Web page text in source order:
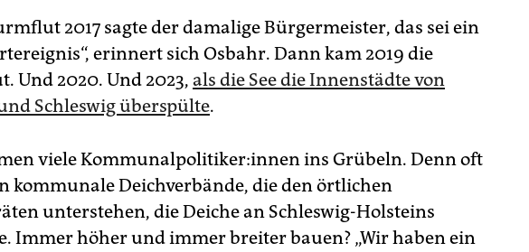
2017 sagte der damalige Bürgermeister, das sei ein
erinnert sich Osbahr. Dann kam 2019 die
Und 2020. Und 2023, als die See die Innenstädte von
Schleswig überspülte.
viele Kom­mu­nal­po­li­ti­ke­r:in­nen ins Grübeln. Denn oft
kommunale Deichverbände, die den örtlichen
unterstehen, die Deiche an Schleswig-Holsteins
Immer höher und immer breiter bauen? „Wir haben ein